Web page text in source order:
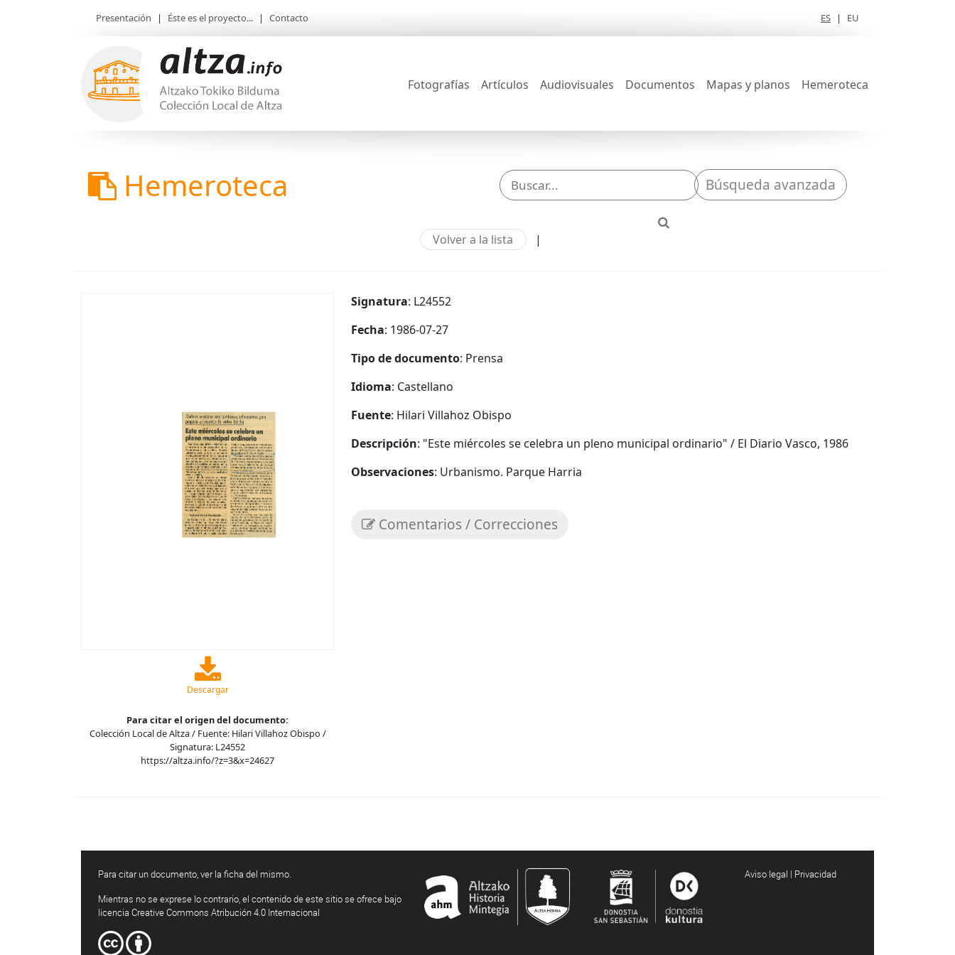
Presentación | Éste es el proyecto... | Contacto ES | EU
Fotografías Artículos Audiovisuales Documentos Mapas y planos Hemeroteca
Hemeroteca Búsqueda avanzada
Volver a la lista |
Descargar
Para citar el origen del documento:
Colección Local de Altza / Fuente: Hilari Villahoz Obispo /
Signatura: L24552
https://altza.info/?z=3&x=24627
Signatura: L24552
Fecha: 1986-07-27
Tipo de documento: Prensa
Idioma: Castellano
Fuente: Hilari Villahoz Obispo
Descripción: "Este miércoles se celebra un pleno municipal ordinario" / El Diario Vasco, 1986
Observaciones: Urbanismo. Parque Harria
Comentarios / Correcciones
Para citar un documento, ver la ficha del mismo.
Mientras no se exprese lo contrario, el contenido de este sitio se ofrece bajo
licencia Creative Commons Atribución 4.0 Internacional
Aviso legal | Privacidad